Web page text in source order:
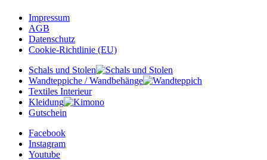
Impressum
AGB
Datenschutz
Cookie-Richtlinie (EU)
Schals und Stolen
Wandteppiche / Wandbehänge
Textiles Interieur
Kleidung
Gutschein
Facebook
Instagram
Youtube